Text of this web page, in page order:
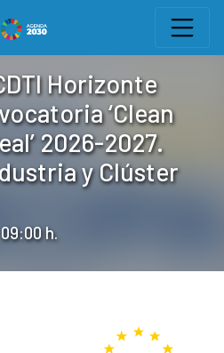
Horizonte
‘Clean
2026-2027.
y Clúster
09:00 h.